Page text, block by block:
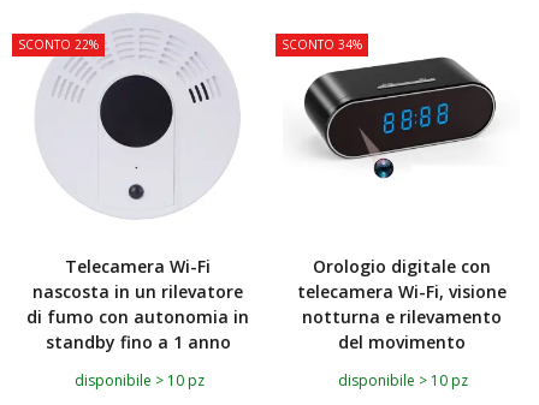
SCONTO 22%
Telecamera Wi-Fi
nascosta in un rilevatore
di fumo con autonomia in
standby fino a 1 anno
disponibile > 10 pz
SCONTO 34%
Orologio digitale con
telecamera Wi-Fi, visione
notturna e rilevamento
del movimento
disponibile > 10 pz